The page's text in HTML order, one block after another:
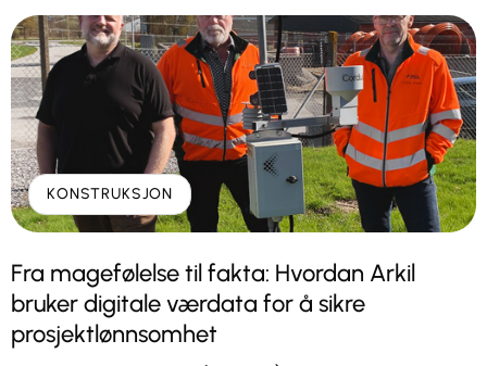
KONSTRUKSJON
Fra magefølelse til fakta: Hvordan Arkil
bruker digitale værdata for å sikre
prosjektlønnsomhet